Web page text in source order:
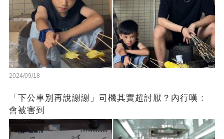
2024/09/18
「下公車別再說謝謝」司機其實超討厭？內行嘆：
會被害到